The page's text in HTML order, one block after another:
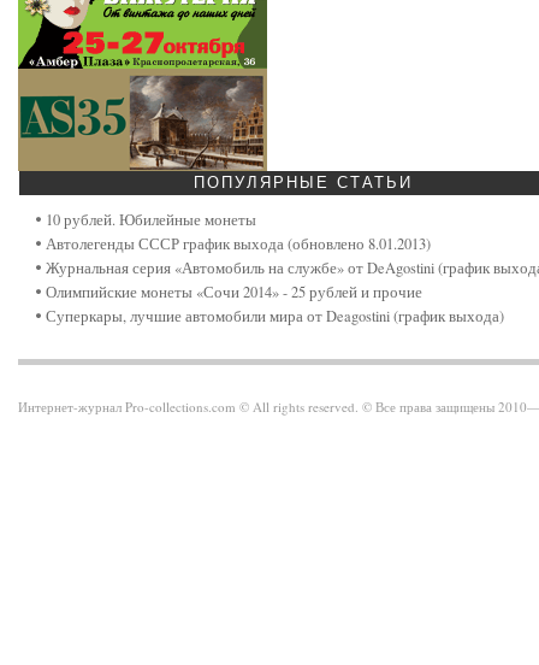
ПОПУЛЯРНЫЕ СТАТЬИ
10 рублей. Юбилейные монеты
Автолегенды СССР график выхода (обновлено 8.01.2013)
Журнальная серия «Автомобиль на службе» от DeAgostini (график
Олимпийские монеты «Сочи 2014» - 25 рублей и прочие
Суперкары, лучшие автомобили мира от Deagostini (график выхода)
Интернет-журнал Pro-collections.com © All rights reserved. © Все права защищены